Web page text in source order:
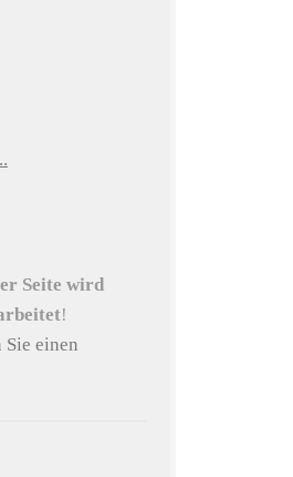
Seite wird
!
einen